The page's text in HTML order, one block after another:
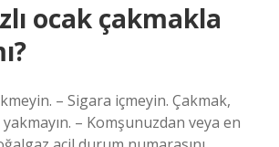
ocak çakmakla
– Sigara içmeyin. Çakmak,
– Komşunuzdan veya en